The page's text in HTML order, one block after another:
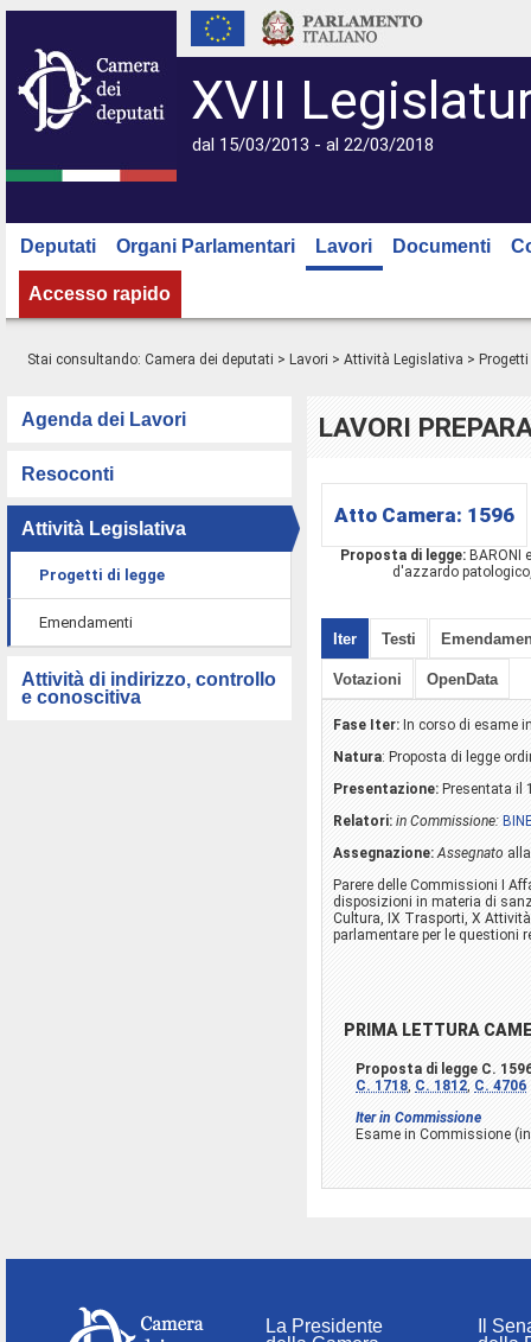
XVII
dal 15/03/2013 - al 22/03/2018
Deputati Organi Parlamentari Lavori Documenti
Accesso rapido
Stai consultando: Camera dei deputati > Lavori > Attività Legislativa >
Agenda dei Lavori
Resoconti
Attività Legislativa
Progetti di legge
Emendamenti
Attività di indirizzo, controllo
e conoscitiva
LAVORI
Atto Camera: 1596
Proposta di legge: BARONI
d'azzardo
Iter Testi
Votazioni OpenData
Fase Iter: In corso di esame
Natura: Proposta di legge
Presentazione: Presentata il
Relatori: in Commissione:
Assegnazione: Assegnato
Parere delle Commissioni I
disposizioni in materia di
Cultura, IX Trasporti, X
parlamentare per le questioni
PRIMA LETTURA
Proposta di legge C.
C. 1718, C. 1812, C. 4706
Iter in Commissione
Esame in Commissione
La Presidente
Il